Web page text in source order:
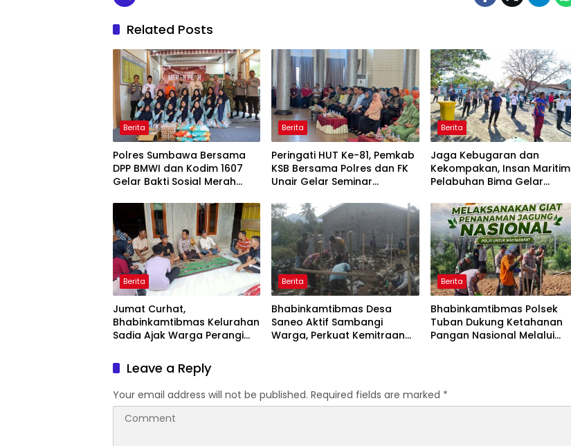
Related Posts
Berita
Polres Sumbawa Bersama
DPP BMWI dan Kodim 1607
Gelar Bakti Sosial Merah
Hidayatullah
Berita
Peringati HUT Ke-81, Pemkab
KSB Bersama Polres dan FK
Unair Gelar Seminar
Pertama Kehidupan”
Berita
Jaga Kebugaran dan
Kekompakan, Insan Maritim
Pelabuhan Bima Gelar
Berita
Jumat Curhat,
Bhabinkamtibmas Kelurahan
Sadia Ajak Warga Perangi
Kamtibmas Kondusif
Berita
Bhabinkamtibmas Desa
Saneo Aktif Sambangi
Warga, Perkuat Kemitraan
Berita
Bhabinkamtibmas Polsek
Tuban Dukung Ketahanan
Pangan Nasional Melalui
Leave a Reply
Your email address will not be published. Required fields are marked *